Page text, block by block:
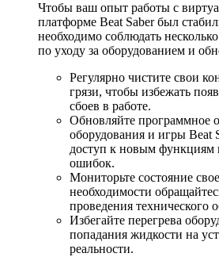
Чтобы ваш опыт работы с
платформе Beat Saber был
необходимо соблюдать
по уходу за оборудованием и
Регулярно чистите свои
грязи, чтобы избежать
сбоев в работе.
Обновляйте программное
оборудования и игры Beat
доступ к новым функциям
ошибок.
Мониторьте состояние
необходимости
проведения технического
Избегайте перегрева
попадания жидкости на
реальности.